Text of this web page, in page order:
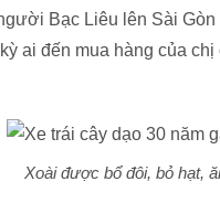
Bạc Liêu lên Sài
ai đến mua hàng của
Xoài được bổ đôi, bỏ hạt,